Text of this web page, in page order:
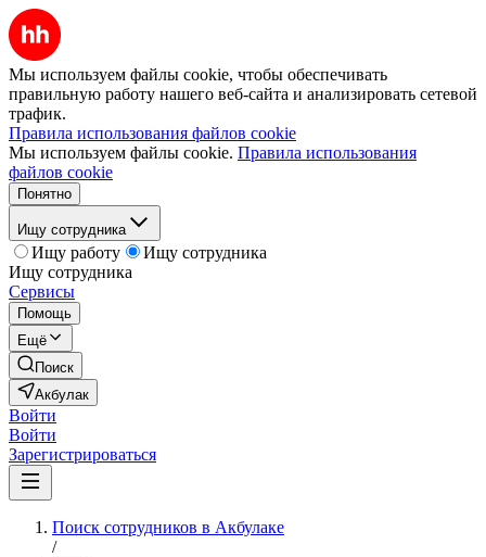
Мы используем файлы cookie, чтобы обеспечивать
правильную работу нашего веб-сайта и анализировать сетевой
трафик.
Правила использования файлов cookie
Мы используем файлы cookie. Правила использования
файлов cookie
Понятно
Ищу сотрудника
Ищу работу
Ищу сотрудника
Ищу сотрудника
Сервисы
Помощь
Ещё
Поиск
Акбулак
Войти
Войти
Зарегистрироваться
Поиск сотрудников в Акбулаке
/